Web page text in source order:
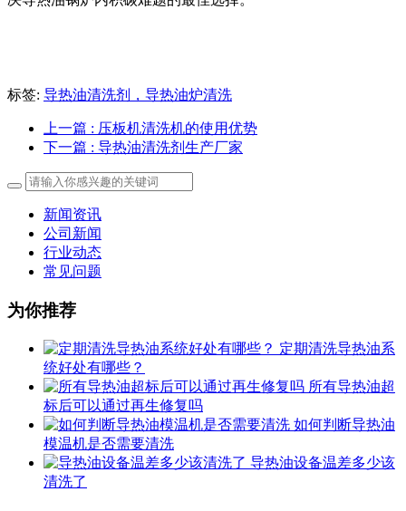
标签: 导热油清洗剂，导热油炉清洗
上一篇 : 压板机清洗机的使用优势
下一篇 : 导热油清洗剂生产厂家
新闻资讯
公司新闻
行业动态
常见问题
为你推荐
定期清洗导热油系
统好处有哪些？
所有导热油超
标后可以通过再生修复吗
如何判断导热油
模温机是否需要清洗
导热油设备温差多少该
清洗了